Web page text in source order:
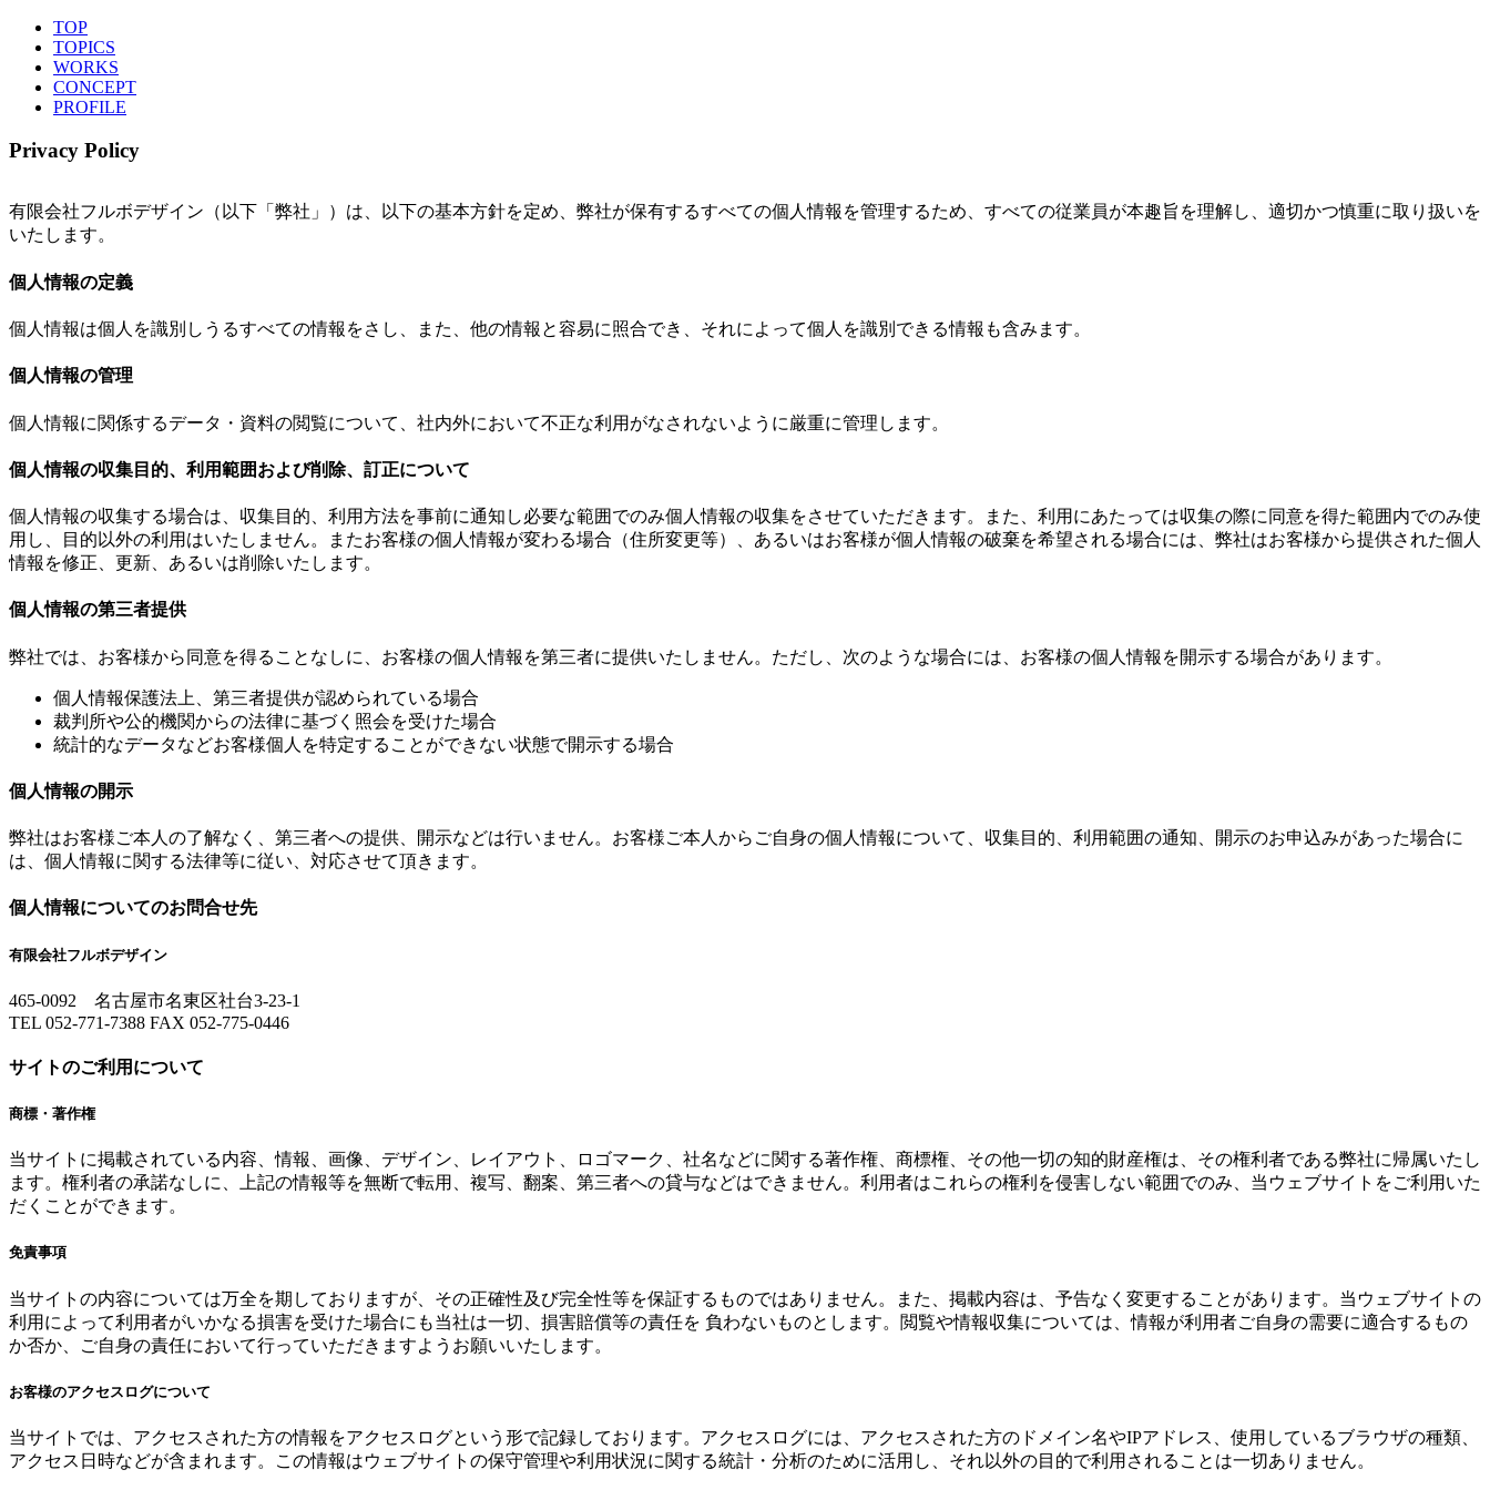
TOP
TOPICS
WORKS
CONCEPT
PROFILE
Privacy Policy
有限会社フルボデザイン（以下「弊社」）は、以下の基本方針を定め、弊社が保有するすべての個人情報を管理するため、すべての従業員が本趣旨を理解し、適切かつ慎重に取り扱いを
いたします。
個人情報の定義
個人情報は個人を識別しうるすべての情報をさし、また、他の情報と容易に照合でき、それによって個人を識別できる情報も含みます。
個人情報の管理
個人情報に関係するデータ・資料の閲覧について、社内外において不正な利用がなされないように厳重に管理します。
個人情報の収集目的、利用範囲および削除、訂正について
個人情報の収集する場合は、収集目的、利用方法を事前に通知し必要な範囲でのみ個人情報の収集をさせていただきます。また、利用にあたっては収集の際に同意を得た範囲内でのみ使
用し、目的以外の利用はいたしません。またお客様の個人情報が変わる場合（住所変更等）、あるいはお客様が個人情報の破棄を希望される場合には、弊社はお客様から提供された個人
情報を修正、更新、あるいは削除いたします。
個人情報の第三者提供
弊社では、お客様から同意を得ることなしに、お客様の個人情報を第三者に提供いたしません。ただし、次のような場合には、お客様の個人情報を開示する場合があります。
個人情報保護法上、第三者提供が認められている場合
裁判所や公的機関からの法律に基づく照会を受けた場合
統計的なデータなどお客様個人を特定することができない状態で開示する場合
個人情報の開示
弊社はお客様ご本人の了解なく、第三者への提供、開示などは行いません。お客様ご本人からご自身の個人情報について、収集目的、利用範囲の通知、開示のお申込みがあった場合に
は、個人情報に関する法律等に従い、対応させて頂きます。
個人情報についてのお問合せ先
有限会社フルボデザイン
465-0092 名古屋市名東区社台3-23-1
TEL 052-771-7388 FAX 052-775-0446
サイトのご利用について
商標・著作権
当サイトに掲載されている内容、情報、画像、デザイン、レイアウト、ロゴマーク、社名などに関する著作権、商標権、その他一切の知的財産権は、その権利者である弊社に帰属いたし
ます。権利者の承諾なしに、上記の情報等を無断で転用、複写、翻案、第三者への貸与などはできません。利用者はこれらの権利を侵害しない範囲でのみ、当ウェブサイトをご利用いた
だくことができます。
免責事項
当サイトの内容については万全を期しておりますが、その正確性及び完全性等を保証するものではありません。また、掲載内容は、予告なく変更することがあります。当ウェブサイトの
利用によって利用者がいかなる損害を受けた場合にも当社は一切、損害賠償等の責任を 負わないものとします。閲覧や情報収集については、情報が利用者ご自身の需要に適合するもの
か否か、ご自身の責任において行っていただきますようお願いいたします。
お客様のアクセスログについて
当サイトでは、アクセスされた方の情報をアクセスログという形で記録しております。アクセスログには、アクセスされた方のドメイン名やIPアドレス、使用しているブラウザの種類、
アクセス日時などが含まれます。この情報はウェブサイトの保守管理や利用状況に関する統計・分析のために活用し、それ以外の目的で利用されることは一切ありません。